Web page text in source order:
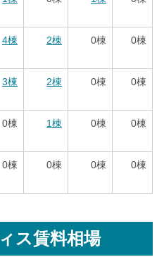
4棟 2棟 0棟 0棟
3棟 2棟 0棟 0棟
0棟 1棟 0棟 0棟
0棟 0棟 0棟 0棟
ス賃料相場